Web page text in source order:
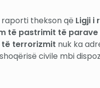
raporti thekson që Ligji i
të pastrimit të parave
terrorizmit nuk ka
civile mbi